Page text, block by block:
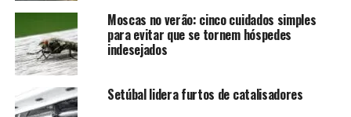
Moscas no verão: cinco cuidados simples
para evitar que se tornem hóspedes
indesejados
Setúbal lidera furtos de catalisadores